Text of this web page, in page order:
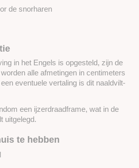
de snorharen
in het Engels is opgesteld, zijn de
alle afmetingen in centimeters
eventuele vertaling is dit naaldvilt-
een ijzerdraadframe, wat in de
uitgelegd.
te hebben